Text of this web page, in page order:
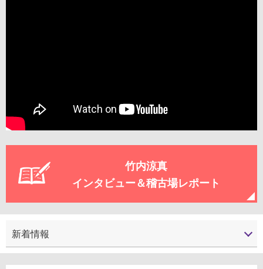
竹内涼真
インタビュー＆稽古場レポート
新着情報